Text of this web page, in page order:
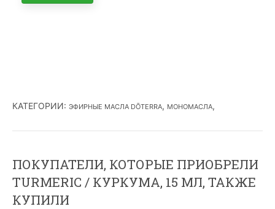
КАТЕГОРИИ: ЭФИРНЫЕ МАСЛА DŌTERRA, МОНОМАСЛА,
ПОКУПАТЕЛИ, КОТОРЫЕ ПРИОБРЕЛИ
TURMERIC / КУРКУМА, 15 МЛ, ТАКЖЕ
КУПИЛИ